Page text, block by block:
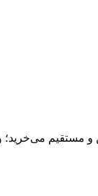
می‌خرید؛ وجه